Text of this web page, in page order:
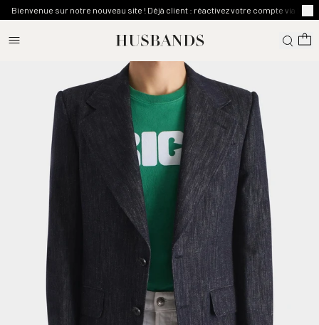
Bienvenue sur notre nouveau site ! Déjà client : réactivez votre compte via